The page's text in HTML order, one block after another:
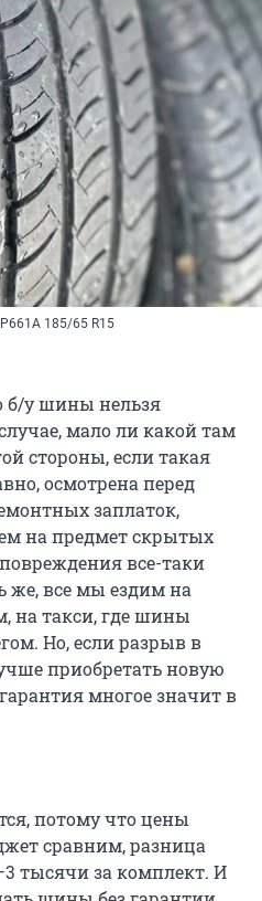
185/65 R15
б/у шины нельзя
мало ли какой там
стороны, если такая
осмотрена перед
заплаток,
на предмет скрытых
все-таки
же, все мы ездим на
на такси, где шины
Но, если разрыв в
приобретать новую
многое значит в
потому что цены
сравним, разница
тысячи за комплект. И